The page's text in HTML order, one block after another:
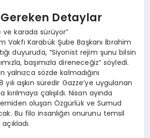
Detaylar
ve karada sürüyor”
Vakfı Karabük Şube Başkanı İbrahim
duyuruda, “Siyonist rejim şunu bilsin
başımızla direneceğiz” söyledi.
yalnızca sözde kalmadığını
yılı aşkın süredir Gazze’ye uygulanan
çalışıldı. Nisan ayında
oluşan Özgürlük ve Sumud
Bu filo insanlığın onurunu temsil